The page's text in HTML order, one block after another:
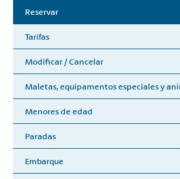
Reservar
Tarifas
Modificar / Cancelar
Maletas, equipamentos especiales y
Menores de edad
Paradas
Embarque